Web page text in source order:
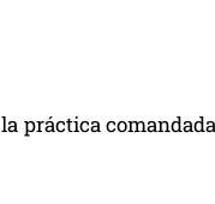
práctica